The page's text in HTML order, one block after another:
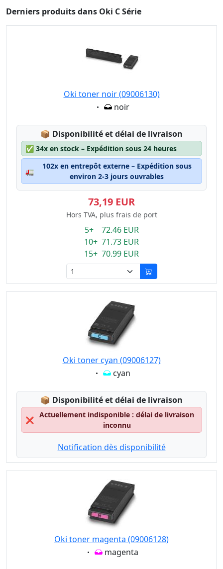
Derniers produits dans Oki C Série
Oki toner noir (09006130)
Eigenschaft:
noir
📦 Lagerstatus:
Disponibilité et délai de livraison
✅ 34x en stock – Expédition sous 24 heures
🚛
102x en entrepôt externe – Expédition sous
environ 2-3 jours ouvrables
73,19 EUR
Hors TVA, plus frais de port
5+ 72.46 EUR
10+ 71.73 EUR
15+ 70.99 EUR
Oki toner cyan (09006127)
Eigenschaft:
cyan
📦 Lagerstatus:
Disponibilité et délai de livraison
❌
Actuellement indisponible : délai de livraison
inconnu
Notification dès disponibilité
Oki toner magenta (09006128)
Eigenschaft:
magenta